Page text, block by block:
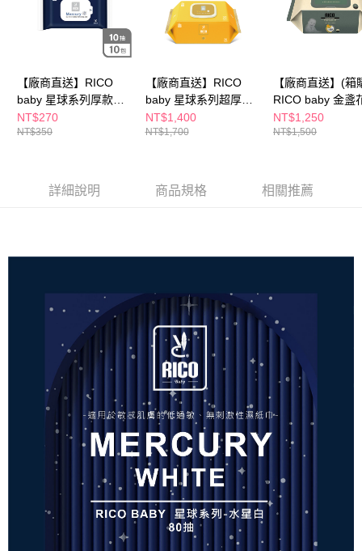
※ 交易是否成功請以「AFTEE先享後付 」之結帳頁面顯示為準，若有關於
是否繳費成功／繳費後需取消欲退款等相關疑問，請聯繫「AFTEE先享後付
https://netprotections.freshdesk.com/support/home
１．透過由恩沛科技股份有限公司提供之「AFTEE先享後付」服務完成之交
易，需依本服務之必要範圍內提供個人資料，並將交易相關給付款項請求債
權轉讓予恩沛科技股份有限公司。
２．關於個人資料處理事宜，請瀏覽以下網址：
https://aftee.tw/terms/#terms3
４．使用「AFTEE先享後付」時，將依據個別帳號之用戶狀況，依本公司即
恩沛科技股份有限公司將有權停止該用戶之使用額度並採取法律行動。
【廠商直送】RICO
baby 星球系列厚款濕
紙巾水星白 (Mercury
White－10抽)－10入
NT$270
NT$350
【廠商直送】RICO
baby 星球系列超厚款
濕紙巾金星金 (Venus
Gold－20抽)-有蓋小
NT$1,400
NT$1,700
【廠商直送】(箱
RICO baby 金盞
紙巾Premium70
入/箱
NT$1,250
NT$1,500
詳細說明 商品規格 相關推薦